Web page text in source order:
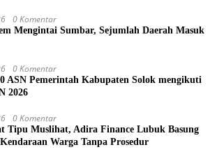
0 Komentar
Mengintai Sumbar, Sejumlah Daerah Masuk
0 Komentar
ASN Pemerintah Kabupaten Solok mengikuti
2026
0 Komentar
Tipu Muslihat, Adira Finance Lubuk Basung
Warga Tanpa Prosedur